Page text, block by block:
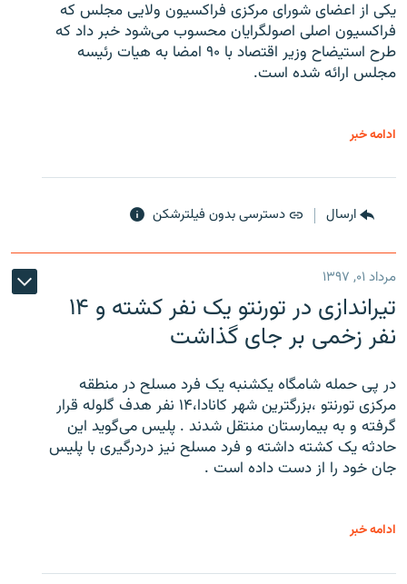
یکی از اعضای شورای مرکزی فراکسیون ولایی مجلس که
فراکسیون اصلی اصولگرایان محسوب می‌شود خبر داد که
طرح استیضاح وزیر اقتصاد با ۹۰ امضا به هیات رئیسه
مجلس ارائه شده است.
ادامه خبر
ارسال دسترسی بدون فیلترشکن
مرداد ۰۱, ۱۳۹۷
تیراندازی در تورنتو یک نفر کشته و ۱۴
نفر زخمی بر جای گذاشت
در پی حمله شامگاه یکشنبه یک فرد مسلح در منطقه
مرکزی تورنتو ،‌بزرگترین شهر کانادا،۱۴ نفر هدف گلوله قرار
گرفته و به بیمارستان منتقل شدند . پلیس می‌گوید این
حادثه یک کشته داشته و فرد مسلح نیز دردرگیری با پلیس
جان خود را از دست داده است .
ادامه خبر